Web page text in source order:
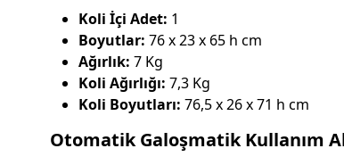
Koli İçi Adet: 1
Boyutlar: 76 x 23 x 65 h cm
Ağırlık: 7 Kg
Koli Ağırlığı: 7,3 Kg
Koli Boyutları: 76,5 x 26 x 71 h cm
Otomatik Galoşmatik Kullanım